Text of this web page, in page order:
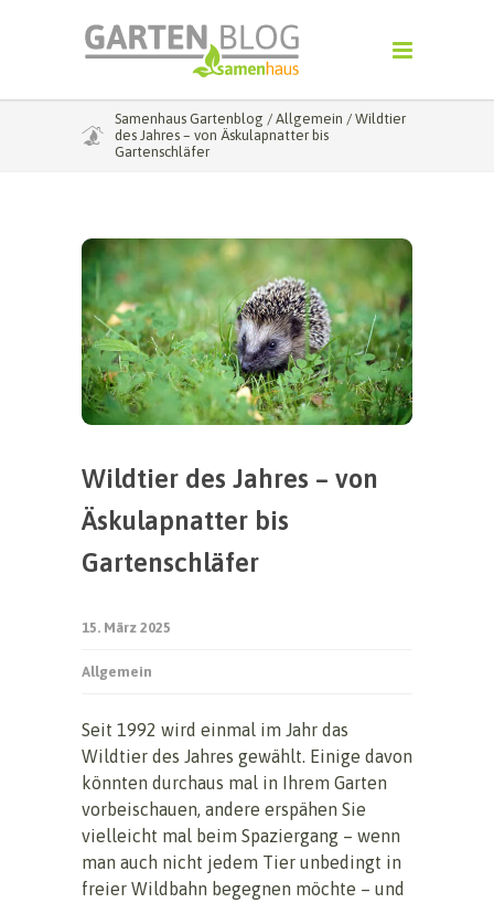
Samenhaus Gartenblog / Allgemein / Wildtier
des Jahres – von Äskulapnatter bis
Gartenschläfer
Wildtier des Jahres – von
Äskulapnatter bis
Gartenschläfer
15. März 2025
Allgemein
Seit 1992 wird einmal im Jahr das
Wildtier des Jahres gewählt. Einige davon
könnten durchaus mal in Ihrem Garten
vorbeischauen, andere erspähen Sie
vielleicht mal beim Spaziergang – wenn
man auch nicht jedem Tier unbedingt in
freier Wildbahn begegnen möchte – und